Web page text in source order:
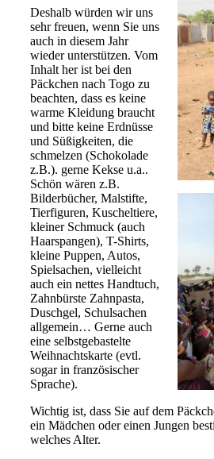
Deshalb würden wir uns
sehr freuen, wenn Sie uns
auch in diesem Jahr
wieder unterstützen. Vom
Inhalt her ist bei den
Päckchen nach Togo zu
beachten, dass es keine
warme Kleidung braucht
und bitte keine Erdnüsse
und Süßigkeiten, die
schmelzen (Schokolade
z.B.). gerne Kekse u.a..
Schön wären z.B.
Bilderbücher, Malstifte,
Tierfiguren, Kuscheltiere,
kleiner Schmuck (auch
Haarspangen), T-Shirts,
kleine Puppen, Autos,
Spielsachen, vielleicht
auch ein nettes Handtuch,
Zahnbürste Zahnpasta,
Duschgel, Schulsachen
allgemein… Gerne auch
eine selbstgebastelte
Weihnachtskarte (evtl.
sogar in französischer
Sprache).
Wichtig ist, dass Sie auf dem
ein Mädchen oder einen Jungen
welches Alter.